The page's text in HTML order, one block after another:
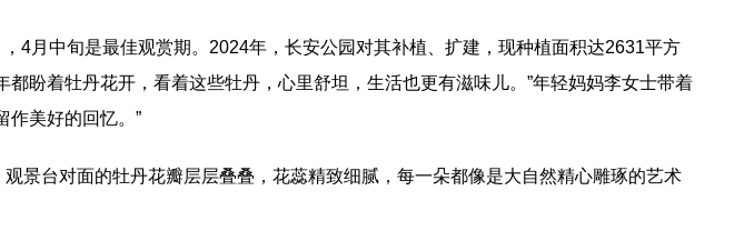
4月中旬是最佳观赏期。2024年，长安公园对其补植、扩建，现种植面积达2631平方
盼着牡丹花开，看着这些牡丹，心里舒坦，生活也更有滋味儿。”年轻妈妈李女士带着
作美好的回忆。”
景台对面的牡丹花瓣层层叠叠，花蕊精致细腻，每一朵都像是大自然精心雕琢的艺术